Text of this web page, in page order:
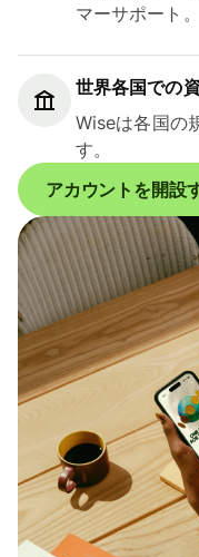
マーサポート。
世界各国での
Wiseは各国の
す。
アカウントを開設